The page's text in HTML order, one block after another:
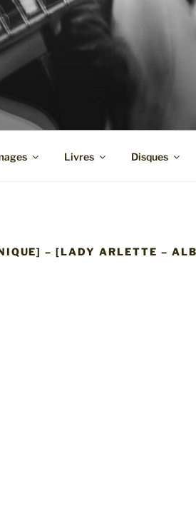
Livres Disques
– [LADY ARLETTE –